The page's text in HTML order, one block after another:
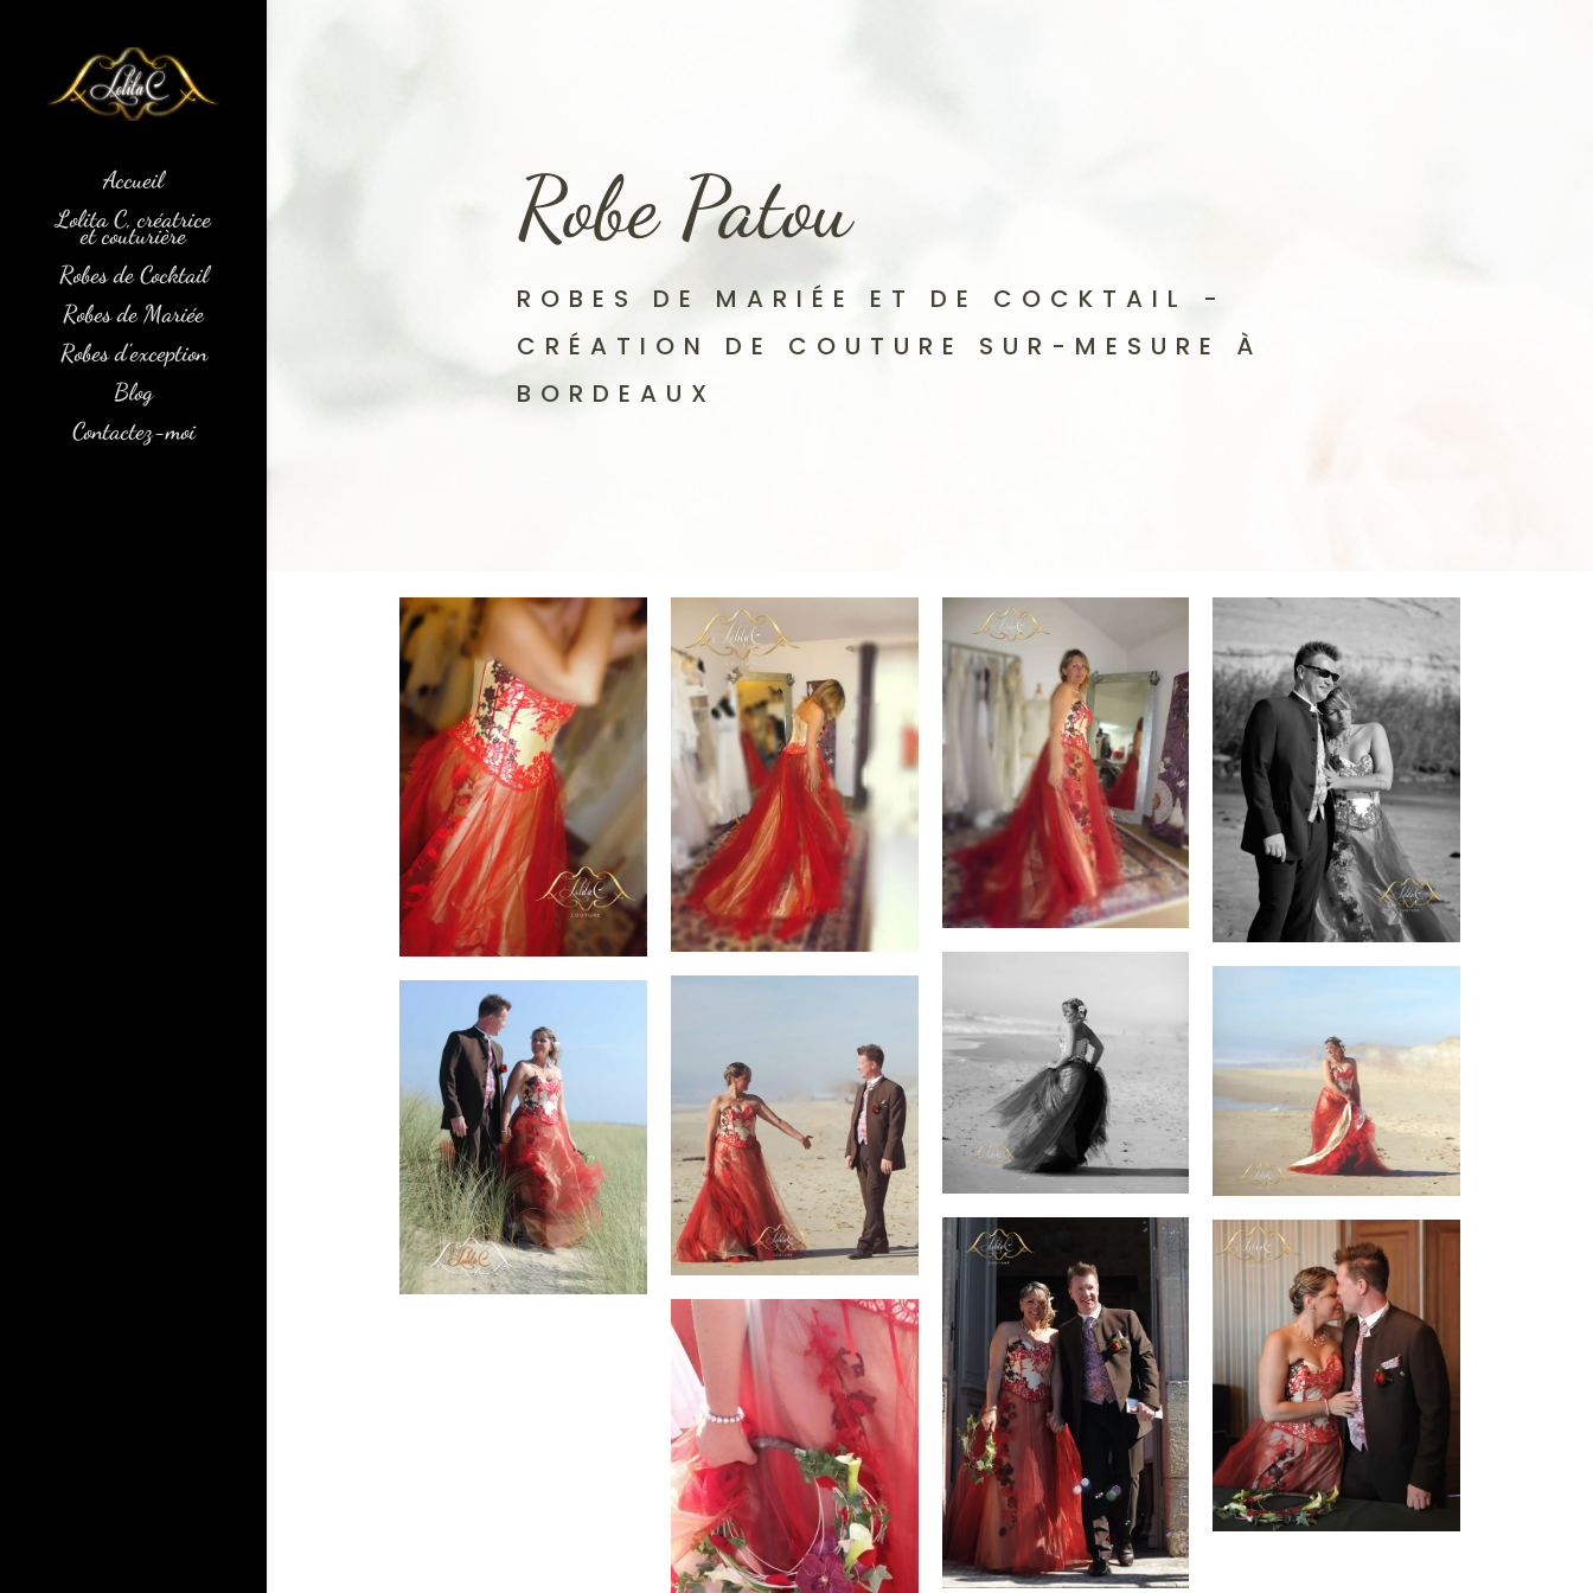
Accueil
Lolita C, créatrice
et couturière
Robes de Cocktail
Robes de Mariée
Robes d’exception
Blog
Contactez-moi
Robe Patou
ROBES DE MARIÉE ET DE COCKTAIL -
CRÉATION DE COUTURE SUR-MESURE À
BORDEAUX